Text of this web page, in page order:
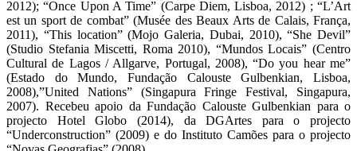
2012); “Once Upon A Time” (Carpe Diem, Lisboa, 2012) ; “L’Art
est un sport de combat” (Musée des Beaux Arts de Calais, França,
2011), “This location” (Mojo Galeria, Dubai, 2010), “She Devil”
(Studio Stefania Miscetti, Roma 2010), “Mundos Locais” (Centro
Cultural de Lagos / Allgarve, Portugal, 2008), “Do you hear me”
(Estado do Mundo, Fundação Calouste Gulbenkian, Lisboa,
2008),”United Nations” (Singapura Fringe Festival, Singapura,
2007). Recebeu apoio da Fundação Calouste Gulbenkian para o
projecto Hotel Globo (2014), da DGArtes para o projecto
“Underconstruction” (2009) e do Instituto Camões para o projecto